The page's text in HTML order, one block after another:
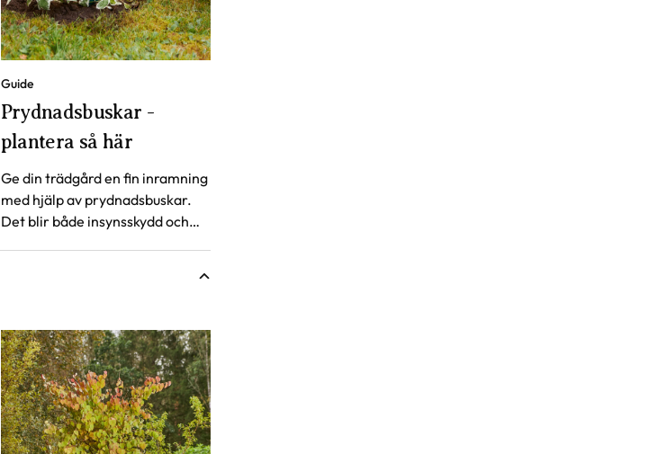
Guide
Prydnadsbuskar -
plantera så här
Ge din trädgård en fin inramning
med hjälp av prydnadsbuskar.
Det blir både insynsskydd och